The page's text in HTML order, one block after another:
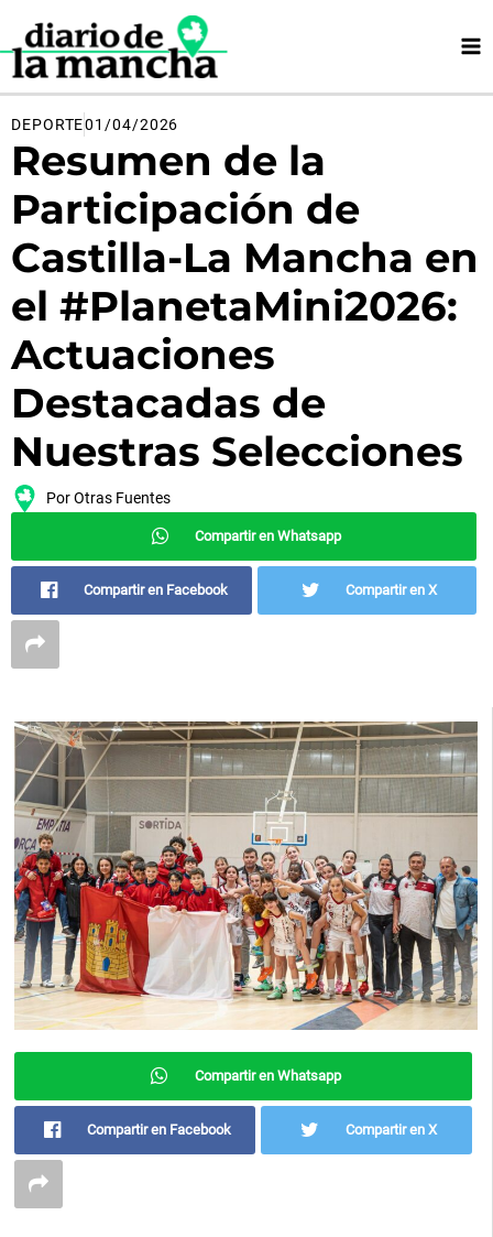
contenido
DEPORTE01/04/2026
Resumen de la
Participación de
Castilla-La Mancha en
el #PlanetaMini2026:
Actuaciones
Destacadas de
Nuestras Selecciones
PorOtras Fuentes
Compartir en Whatsapp
Compartir en Facebook Compartir en X
Compartir en Whatsapp
Compartir en Facebook Compartir en X